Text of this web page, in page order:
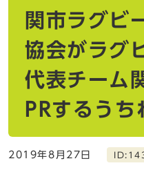
関市ラグビ
協会がラグ
代表チーム
PRするうち
2019年8月27日